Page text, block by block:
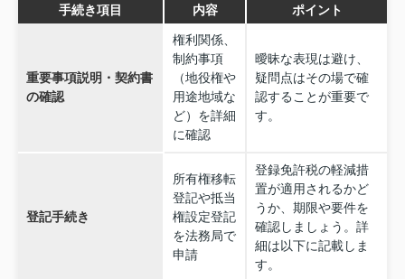
手続き項目 内容 ポイント
重要事項説明・契約書
の確認
権利関係、
制約事項
（地役権や
用途地域な
ど）を詳細
に確認
曖昧な表現は避け、
疑問点はその場で確
認することが重要で
す。
登記手続き
所有権移転
登記や抵当
権設定登記
を法務局で
申請
登録免許税の軽減措
置が適用されるかど
うか、期限や要件を
確認しましょう。詳
細は以下に記載しま
す。